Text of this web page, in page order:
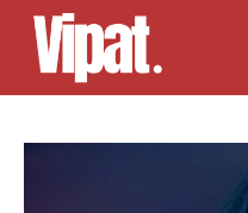
Skip
content